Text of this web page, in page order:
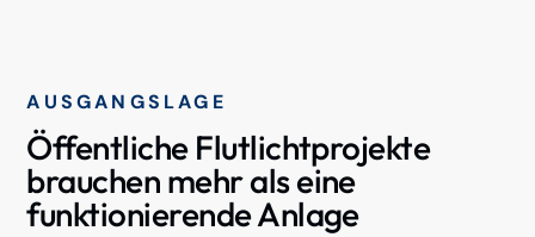
AUSGANGSLAGE
Öffentliche Flutlichtprojekte
brauchen mehr als eine
funktionierende Anlage